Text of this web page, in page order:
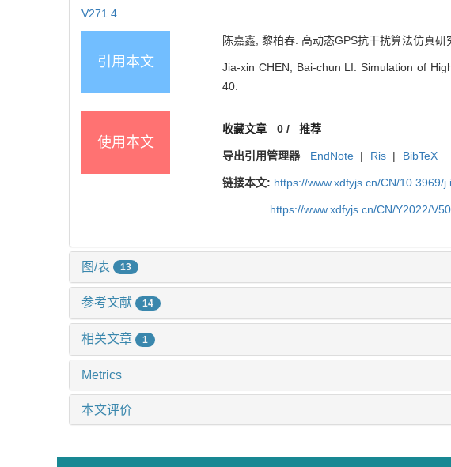
V271.4
引用本文
陈嘉鑫, 黎柏春. 高动态GPS抗干扰算法仿真
Jia-xin CHEN, Bai-chun LI. Simulation of
40.
使用本文
收藏文章 0/ 推荐
导出引用管理器 EndNote | Ris | BibTeX
链接本文: https://www.xdfyjs.cn/CN/10.3969/
https://www.xdfyjs.cn/CN/Y2022/
图/表 13
参考文献 14
相关文章 1
Metrics
本文评价